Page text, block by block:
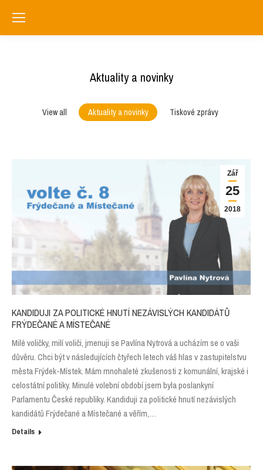
Aktuality a novinky
View all Aktuality a novinky Tiskové zprávy
Zář
25
2018
KANDIDUJI ZA POLITICKÉ HNUTÍ NEZÁVISLÝCH KANDIDÁTŮ
FRÝDEČANÉ A MÍSTEČANÉ
Milé voličky, milí voliči, jmenuji se Pavlína Nytrová a ucházím se o vaši
důvěru. Chci být v následujících čtyřech letech váš hlas v zastupitelstvu
města Frýdek-Místek. Mám mnohaleté zkušenosti z komunální, krajské i
celostátní politiky. Minulé volební období jsem byla poslankyní
Parlamentu České republiky. Kandiduji za politické hnutí nezávislých
kandidátů Frýdečané a Místečané a věřím,…
Details